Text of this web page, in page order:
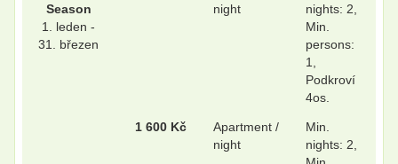
Season
1. leden -
31. březen
night
nights: 2,
Min.
persons:
1,
Podkroví
4os.
1 600 Kč
Apartment /
night
Min.
nights: 2,